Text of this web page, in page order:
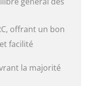
offrant un bon
facilité
la majorité